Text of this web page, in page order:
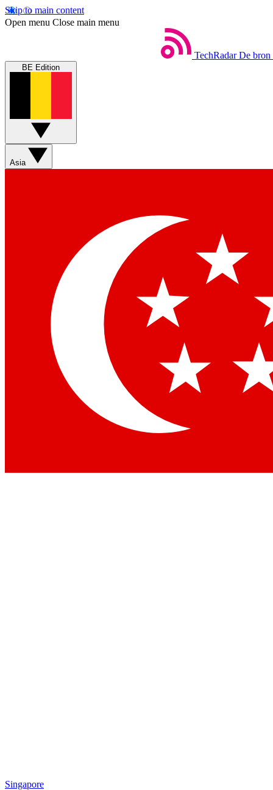
Skip to main content
Open menu Close main menu
TechRadar De bron
BE Edition
Asia
Singapore